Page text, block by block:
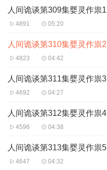
人间诡谈第309集婴灵作祟1
4891 05:20
人间诡谈第310集婴灵作祟2
4823 04:42
人间诡谈第311集婴灵作祟3
4692 04:27
人间诡谈第312集婴灵作祟4
4596 04:38
人间诡谈第313集婴灵作祟5
4647 04:32